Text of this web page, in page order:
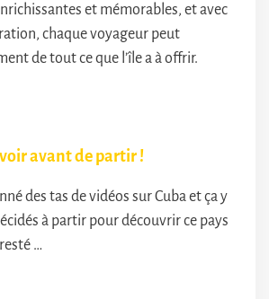
et mémorables, et avec
chaque voyageur peut
de tout ce que l’île a à offrir.
avant de partir !
des tas de vidéos sur Cuba et ça y
à partir pour découvrir ce pays
…